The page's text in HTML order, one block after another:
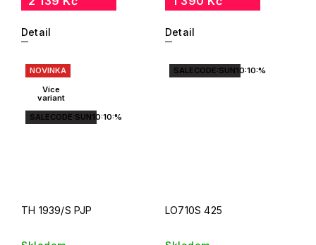
Detail Detail
NOVINKA
Více
variant
SALECODE:SUN10:10:%
TH 1939/S PJP
SALECODE:SUN10:10:%
LO710S 425